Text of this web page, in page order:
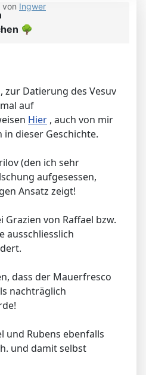
von Ingwer
🌳
zur Datierung des Vesuv
auf
Hier , auch von mir
dieser Geschichte.
(den ich sehr
aufgesessen,
Ansatz zeigt!
Grazien von Raffael bzw.
ausschliesslich
dass der Mauerfresco
nachträglich
und Rubens ebenfalls
und damit selbst